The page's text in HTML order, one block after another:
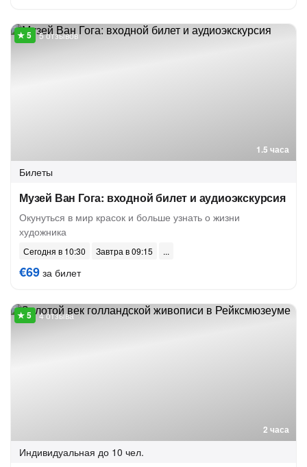
1.5 часа
5 отзывов
Билеты
Музей Ван Гога: входной билет и аудиоэкскурсия
Окунуться в мир красок и больше узнать о жизни
художника
Сегодня в 10:30 Завтра в 09:15
€69 за билет
2 часа
4 отзыва
Индивидуальная до 10 чел.